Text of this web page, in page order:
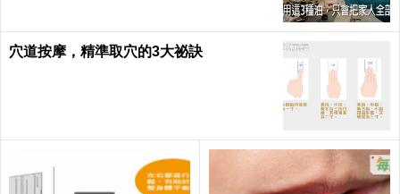
穴道按摩，精準取穴的3大祕訣